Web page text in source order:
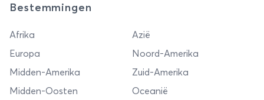
Bestemmingen
Afrika
Azië
Europa
Noord-Amerika
Midden-Amerika
Zuid-Amerika
Midden-Oosten
Oceanië